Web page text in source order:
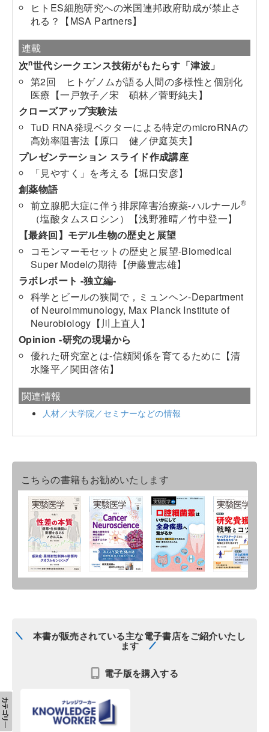
ヒトES細胞研究への米国連邦政府助成が禁止さ
れる？【MSA Partners】
連載
次n世代シークエンス技術がもたらす「津波」
第2回 ヒトゲノムが語る人間の多様性と個別化
医療【一戸敦子／宋 碩林／菅野純夫】
クローズアップ実験法
TuD RNA発現ベクターによる特定のmicroRNAの
高効率阻害法【原口 健／伊庭英夫】
プレゼンテーション スライド作成講座
「見やすく」を考える【堀口安彦】
創薬物語
前立腺肥大症に伴う排尿障害治療薬-ハルナール®
（塩酸タムスロシン）【浅野雅晴／竹中登一】
【最終回】モデル生物の歴史と展望
コモンマーモセットの歴史と展望-Biomedical
Super Modelの期待【伊藤豊志雄】
ラボレポート -独立編-
科学とビールの狭間で，ミュンヘン-Department
of Neuroimmunology, Max Planck Institute of
Neurobiology【川上直人】
Opinion -研究の現場から
優れた研究室とは-信頼関係を育てるために【清
水隆平／関田啓佑】
関連情報
人材／大学院／セミナーなどの情報
こちらの書籍もお勧めいたします
本書が販売されている主な電子書店をご紹介いたし
ます
電子版を購入する